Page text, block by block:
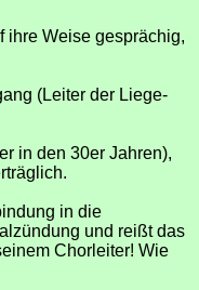
ihre Weise gesprächig,
(Leiter der Liege-
in den 30er Jahren),
in die
und reißt das
Chorleiter! Wie